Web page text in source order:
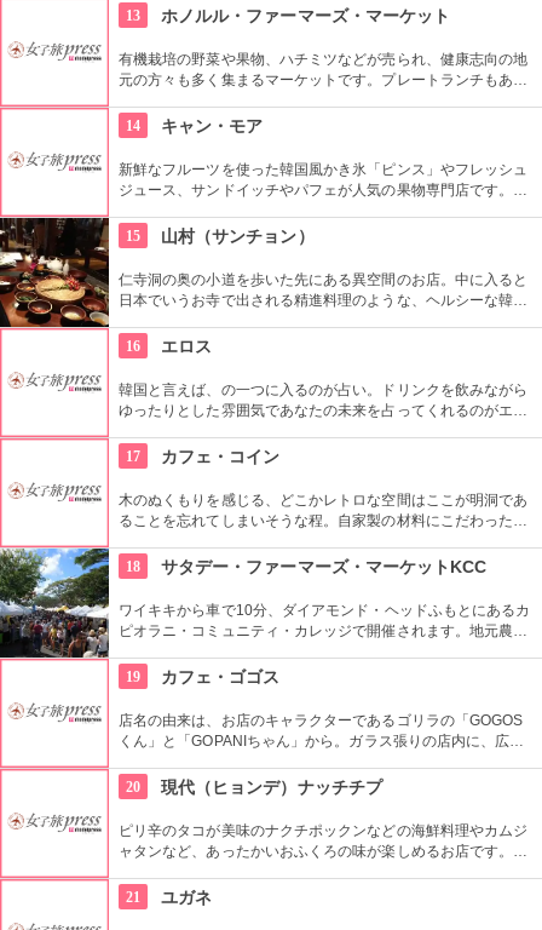
併設しています。そんな広くオシャレな店内ではコーヒーやス
イーツ、サンドイッチなども頂けます。
13 ホノルル・ファーマーズ・マーケット
有機栽培の野菜や果物、ハチミツなどが売られ、健康志向の地
元の方々も多く集まるマーケットです。プレートランチもあり
込んで宿でいただくのもいいですね。
14 キャン・モア
新鮮なフルーツを使った韓国風かき氷「ピンス」やフレッシュ
ジュース、サンドイッチやパフェが人気の果物専門店です。メ
美味しいスイーツを食べられるお店です。
15 山村（サンチョン）
仁寺洞の奥の小道を歩いた先にある異空間のお店。中に入ると
日本でいうお寺で出される精進料理のような、ヘルシーな韓定
い民族衣装を着た人が伝統芸能を披露します。お食事と一緒に
楽しめます。
16 エロス
韓国と言えば、の一つに入るのが占い。ドリンクを飲みながら
ゆったりとした雰囲気であなたの未来を占ってくれるのがエロ
17
カフェ・コイン
木のぬくもりを感じる、どこかレトロな空間はここが明洞であ
ることを忘れてしまいそうな程。自家製の材料にこだわったカ
の「おもてなし」に驚くはず。接客の良さや、お味に、ここは
ホテル？とため息がでてしまうかも。
18 サタデー・ファーマーズ・マーケットKCC
ワイキキから車で10分、ダイアモンド・ヘッドふもとにあるカ
ピオラニ・コミュニティ・カレッジで開催されます。地元農家
食べたくなっちゃいそう。ロコも観光客も多く集まる人気の朝
市なので、売り切れが発生するかも。なるべく早い時間に行っ
てみよう。
19 カフェ・ゴゴス
店名の由来は、お店のキャラクターであるゴリラの「GOGOS
くん」と「GOPANIちゃん」から。ガラス張りの店内に、広々
や生のフルーツを使ったミックスジュースなど、ヘルシーで満
足なメニューが豊富なので、友達や家族、恋人と楽しい時間を
過ごせます。
20 現代（ヒョンデ）ナッチチプ
ピリ辛のタコが美味のナクチポックンなどの海鮮料理やカムジ
ャタンなど、あったかいおふくろの味が楽しめるお店です。お
ご飯も止まらなくなってしまいそうです。
21 ユガネ